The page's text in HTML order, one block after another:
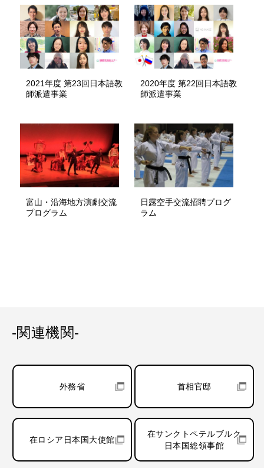
2021年度 第23回日本語教
師派遣事業
2020年度 第22回日本語教
師派遣事業
富山・沿海地方演劇交流
プログラム
日露空手交流招聘プログ
ラム
-関連機関-
外務省 首相官邸
在ロシア日本国大使館
在サンクトペテルブルク
日本国総領事館